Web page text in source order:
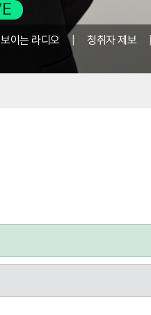
보이는 라디오 | 청취자 제보